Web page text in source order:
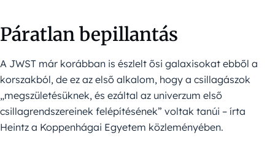
Páratlan bepillantás
A JWST már korábban is észlelt ősi galaxisokat ebből a
korszakból, de ez az első alkalom, hogy a csillagászok
„megszületésüknek, és ezáltal az univerzum első
csillagrendszereinek felépítésének” voltak tanúi – írta
Heintz a Koppenhágai Egyetem közleményében.